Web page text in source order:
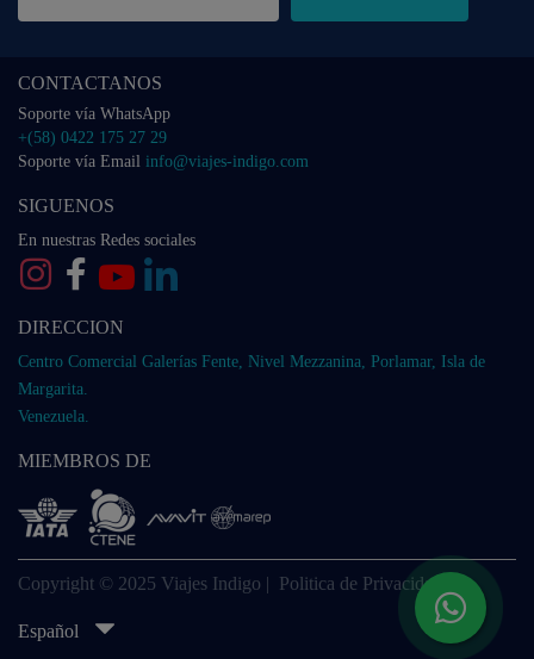
CONTACTANOS
Soporte vía WhatsApp
+(58) 0422 175 27 29
Soporte vía Email info@viajes-indigo.com
SIGUENOS
En nuestras Redes sociales
DIRECCION
Centro Comercial Galerías Fente, Nivel Mezzanina, Porlamar, Isla de
Margarita.
Venezuela.
MIEMBROS DE
Copyright © 2025 Viajes Indigo | Politica de Privacidad
Español